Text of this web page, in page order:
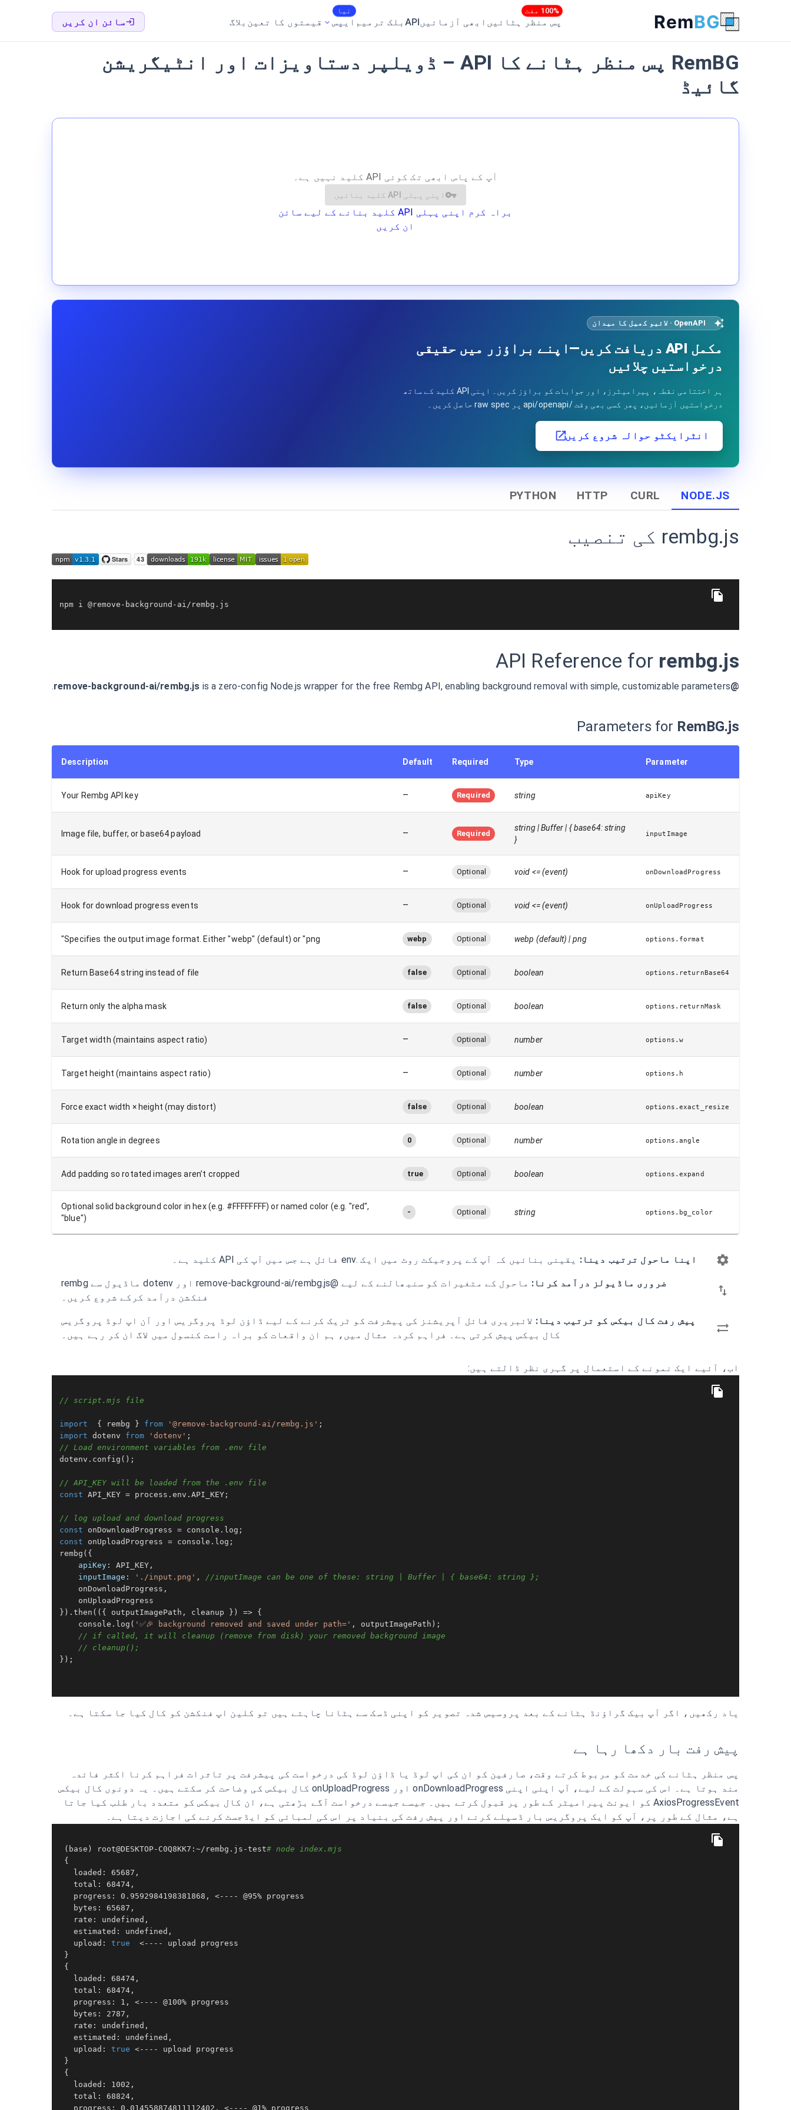
RemBG پس منظر ہٹائیں
100% مفت
ابھی آزمائیںAPI بلک ترمیم ایپس
نیا
قیمتوں کا تعین بلاگ سائن ان کریں
RemBG پس منظر ہٹانے کا API – ڈویلپر دستاویزات اور انٹیگریشن
گائیڈ
آپ کے پاس ابھی تک کوئی API کلید نہیں ہے۔
اپنی پہلی API کلید بنائیں
براہ کرم اپنی پہلی API کلید بنانے کے لیے سائن
ان کریں
OpenAPI · لائیو کھیل کا میدان
مکمل API دریافت کریں—اپنے براؤزر میں حقیقی
درخواستیں چلائیں
ہر اختتامی نقطہ، پیرامیٹرز، اور جوابات کو براؤز کریں۔ اپنی API کلید کے ساتھ
درخواستیں آزمائیں، پھر کسی بھی وقت /api/openapi پر raw spec حاصل کریں۔
انٹرایکٹو حوالہ شروع کریں
NODE.JS
CURL
HTTP
PYTHON
rembg.js کی تنصیب
npm i @remove-background-ai/rembg. js
API Reference for rembg.js
@remove-background-ai/rembg.js
is a zero-config Node.js wrapper for the free Rembg API, enabling background removal with simple, customizable parameters.
Parameters for RemBG.js
Parameter
Type
Required
Default
Description
apiKey
string
Required
–
Your Rembg API key
inputImage
string | Buffer | { base64: string
}
Required
–
Image file, buffer, or base64 payload
onDownloadProgress
(event) => void
Optional
–
Hook for upload progress events
onUploadProgress
(event) => void
Optional
–
Hook for download progress events
options.format
webp (default) | png
Optional
webp
Specifies the output image format. Either "webp" (default) or "png"
options.returnBase64
boolean
Optional
false
Return Base64 string instead of file
options.returnMask
boolean
Optional
false
Return only the alpha mask
options.w
number
Optional
–
Target width (maintains aspect ratio)
options.h
number
Optional
–
Target height (maintains aspect ratio)
options.exact_resize
boolean
Optional
false
Force exact width × height (may distort)
options.angle
number
Optional
0
Rotation angle in degrees
options.expand
boolean
Optional
true
Add padding so rotated images aren’t cropped
options.bg_color
string
Optional
-
Optional solid background color in hex (e.g. #FFFFFFFF) or named color (e.g. "red",
"blue")
اپنا ماحول ترتیب دینا: یقینی بنائیں کہ آپ کے پروجیکٹ روٹ میں ایک .env فائل ہے جس میں آپ کی API کلید ہے۔
ضروری ماڈیولز درآمد کرنا:
ماحول کے متغیرات کو سنبھالنے کے لیے @remove-background-ai/rembg.js اور dotenv ماڈیول سے rembg
فنکشن درآمد کرکے شروع کریں۔
پیش رفت کال بیکس کو ترتیب دینا: لائبریری فائل آپریشنز کی پیشرفت کو ٹریک کرنے کے لیے ڈاؤن لوڈ پروگریس اور آن اپ لوڈ پروگریس
کال بیکس پیش کرتی ہے۔ فراہم کردہ مثال میں، ہم ان واقعات کو براہ راست کنسول میں لاگ ان کر رہے ہیں۔
اب، آئیے ایک نمونے کے استعمال پر گہری نظر ڈالتے ہیں:
// script.mjs file
import
  { rembg }
from '@remove-background-ai/rembg.js'
import dotenv from 'dotenv'
// Load environment variables from .env file
dotenv. config ();
// API_KEY will be loaded from the .env file
const API_KEY = process. env . API_KEY ;
// log upload and download progress
const onDownloadProgress = console . log
const onUploadProgress = console . log
rembg ({
apiKey : API_KEY ,
inputImage : './input.png' , //inputImage can be one of these: string | Buffer | { base64: string };
    onDownloadProgress,
    onUploadProgress
}). then ( ( { outputImagePath, cleanup } ) => {
console . log ( '✅🎉 background removed and saved under path=' , outputImagePath);
// if called, it will cleanup (remove from disk) your removed background image
// cleanup();
});
یاد رکھیں، اگر آپ بیک گراؤنڈ ہٹانے کے بعد پروسیس شدہ تصویر کو اپنی ڈسک سے ہٹانا چاہتے ہیں تو کلین اپ فنکشن کو کال کیا جا سکتا ہے۔
پیش رفت بار دکھا رہا ہے
پس منظر ہٹانے کی خدمت کو مربوط کرتے وقت، صارفین کو ان کی اپ لوڈ یا ڈاؤن لوڈ کی درخواست کی پیشرفت پر تاثرات فراہم کرنا اکثر فائدہ
مند ہوتا ہے۔ اس کی سہولت کے لیے، آپ اپنی اپنی onDownloadProgress اور onUploadProgress کال بیکس کی وضاحت کر سکتے ہیں۔ یہ دونوں کال بیکس
AxiosProgressEvent کو ایونٹ پیرامیٹر کے طور پر قبول کرتے ہیں۔ جیسے جیسے درخواست آگے بڑھتی ہے، ان کال بیکس کو متعدد بار طلب کیا جاتا
ہے، مثال کے طور پر، آپ کو ایک پروگریس بار ڈسپلے کرنے اور پیش رفت کی بنیاد پر اس کی لمبائی کو ایڈجسٹ کرنے کی اجازت دیتا ہے۔
(base) root@DESKTOP-C0Q8KK7:~/rembg.js-test# node index.mjs
{
   loaded: 65687,
   total: 68474,
   progress: 0.9592984198381868, <---- @95% progress
   bytes: 65687,
   rate: undefined,
   estimated: undefined,
   upload:
true
  <---- upload progress
}
{
   loaded: 68474,
   total: 68474,
   progress: 1, <---- @100% progress
   bytes: 2787,
   rate: undefined,
   estimated: undefined,
   upload:
true <---- upload progress
}
{
   loaded: 1002,
   total: 68824,
   progress: 0.014558874811112402, <---- @1% progress